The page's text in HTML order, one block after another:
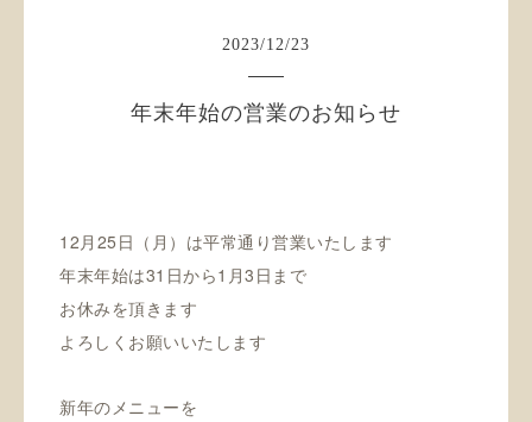
2023/12/23
年末年始の営業のお知らせ
12月25日（月）は平常通り営業いたします
年末年始は31日から1月3日まで
お休みを頂きます
よろしくお願いいたします
新年のメニューを